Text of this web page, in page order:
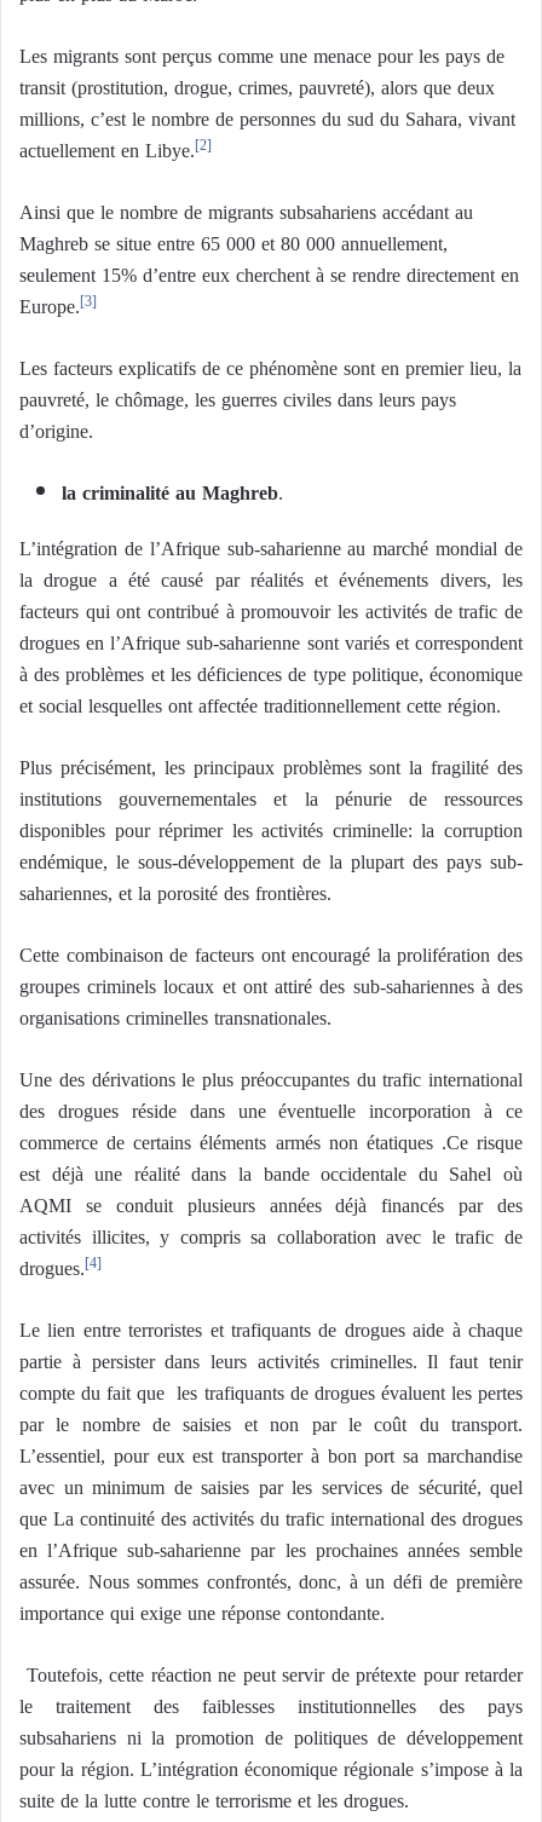
Les migrants sont perçus comme une menace pour les pays de
transit (prostitution, drogue, crimes, pauvreté), alors que deux
millions, c’est le nombre de personnes du sud du Sahara, vivant
actuellement en Libye.[2]
Ainsi que le nombre de migrants subsahariens accédant au
Maghreb se situe entre 65 000 et 80 000 annuellement,
seulement 15% d’entre eux cherchent à se rendre directement en
Europe.[3]
Les facteurs explicatifs de ce phénomène sont en premier lieu, la
pauvreté, le chômage, les guerres civiles dans leurs pays
d’origine.
la criminalité au Maghreb.
L’intégration de l’Afrique sub-saharienne au marché mondial de
la drogue a été causé par réalités et événements divers, les
facteurs qui ont contribué à promouvoir les activités de trafic de
drogues en l’Afrique sub-saharienne sont variés et correspondent
à des problèmes et les déficiences de type politique, économique
et social lesquelles ont affectée traditionnellement cette région.
Plus précisément, les principaux problèmes sont la fragilité des
institutions gouvernementales et la pénurie de ressources
disponibles pour réprimer les activités criminelle: la corruption
endémique, le sous-développement de la plupart des pays sub-
sahariennes, et la porosité des frontières.
Cette combinaison de facteurs ont encouragé la prolifération des
groupes criminels locaux et ont attiré des sub-sahariennes à des
organisations criminelles transnationales.
Une des dérivations le plus préoccupantes du trafic international
des drogues réside dans une éventuelle incorporation à ce
commerce de certains éléments armés non étatiques .Ce risque
est déjà une réalité dans la bande occidentale du Sahel où
AQMI se conduit plusieurs années déjà financés par des
activités illicites, y compris sa collaboration avec le trafic de
drogues.[4]
Le lien entre terroristes et trafiquants de drogues aide à chaque
partie à persister dans leurs activités criminelles. Il faut tenir
compte du fait que les trafiquants de drogues évaluent les pertes
par le nombre de saisies et non par le coût du transport.
L’essentiel, pour eux est transporter à bon port sa marchandise
avec un minimum de saisies par les services de sécurité, quel
que La continuité des activités du trafic international des drogues
en l’Afrique sub-saharienne par les prochaines années semble
assurée. Nous sommes confrontés, donc, à un défi de première
importance qui exige une réponse contondante.
Toutefois, cette réaction ne peut servir de prétexte pour retarder
le traitement des faiblesses institutionnelles des pays
subsahariens ni la promotion de politiques de développement
pour la région. L’intégration économique régionale s’impose à la
suite de la lutte contre le terrorisme et les drogues.